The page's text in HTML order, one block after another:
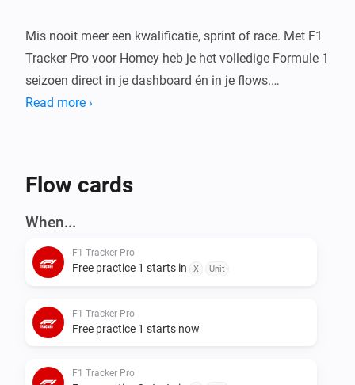
Mis nooit meer een kwalificatie, sprint of race. Met F1
Tracker Pro voor Homey heb je het volledige Formule 1
seizoen direct in je dashboard én in je flows.
Wat kun je ermee?
Dashboard Widgets
Bekijk alles in één oogopslag op je Homey dashboard:
- F1 Kalender: het volledige seizoensoverzicht per
podiumresultaten
Read more ›
Flow cards
When...
F1 Tracker Pro
Free practice 1 starts in X Unit
F1 Tracker Pro
Free practice 1 starts now
F1 Tracker Pro